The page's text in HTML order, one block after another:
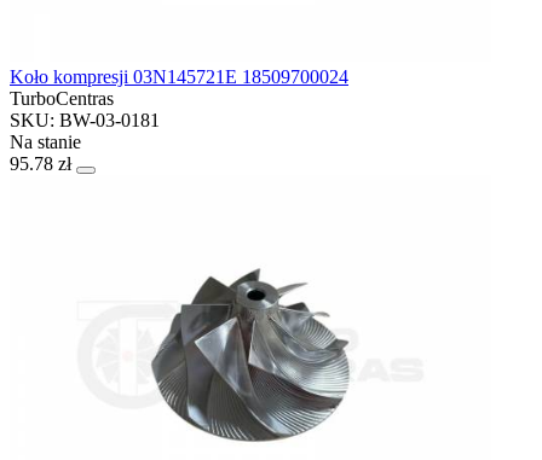
Koło kompresji 03N145721E 18509700024
TurboCentras
SKU: BW-03-0181
Na stanie
95.78 zł